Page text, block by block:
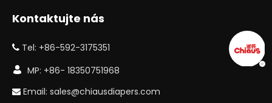
Kontaktujte nás
 Tel: +86-592-3175351
 MP: +86- 18350751968
 Email: sales@chiausdiapers.com